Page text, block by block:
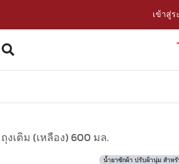
เข้าสู่ร
เติม (เหลือง) 600 มล.
น้ำยาซักผ้า ปรับผ้านุ่ม สำหรั